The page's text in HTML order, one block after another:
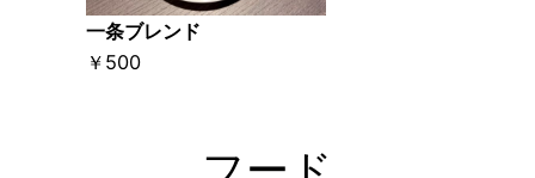
一条ブレンド
￥500